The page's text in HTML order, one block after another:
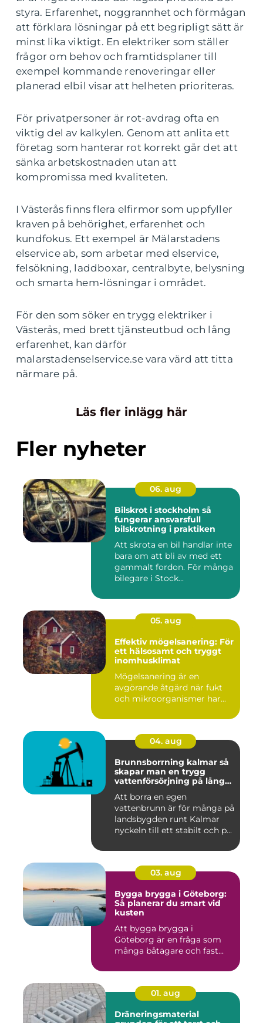
styra. Erfarenhet, noggrannhet och förmågan
att förklara lösningar på ett begripligt sätt är
minst lika viktigt. En elektriker som ställer
frågor om behov och framtidsplaner till
exempel kommande renoveringar eller
planerad elbil visar att helheten prioriteras.
För privatpersoner är rot-avdrag ofta en
viktig del av kalkylen. Genom att anlita ett
företag som hanterar rot korrekt går det att
sänka arbetskostnaden utan att
kompromissa med kvaliteten.
I Västerås finns flera elfirmor som uppfyller
kraven på behörighet, erfarenhet och
kundfokus. Ett exempel är Mälarstadens
elservice ab, som arbetar med elservice,
felsökning, laddboxar, centralbyte, belysning
och smarta hem-lösningar i området.
För den som söker en trygg elektriker i
Västerås, med brett tjänsteutbud och lång
erfarenhet, kan därför
malarstadenselservice.se vara värd att titta
närmare på.
Läs fler inlägg här
Fler nyheter
06. aug
Bilskrot i stockholm så
fungerar ansvarsfull
bilskrotning i praktiken
Att skrota en bil handlar inte
bara om att bli av med ett
gammalt fordon. För många
bilegare i Stock...
05. aug
Effektiv mögelsanering: För
ett hälsosamt och tryggt
inomhusklimat
Mögelsanering är en
avgörande åtgärd när fukt
och mikroorganismer har...
04. aug
Brunnsborrning kalmar så
skapar man en trygg
vattenförsörjning på lång
Att borra en egen
vattenbrunn är för många på
landsbygden runt Kalmar
nyckeln till ett stabilt och p...
03. aug
Bygga brygga i Göteborg:
Så planerar du smart vid
kusten
Att bygga brygga i
Göteborg är en fråga som
många båtägare och fast...
01. aug
Dräneringsmaterial